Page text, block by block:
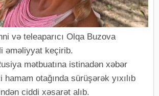
və teleaparıcı Olqa Buzova
əməliyyat keçirib.
mətbuatına istinadən xəbər
otağında sürüşərək yıxılıb
ciddi xəsarət alıb.